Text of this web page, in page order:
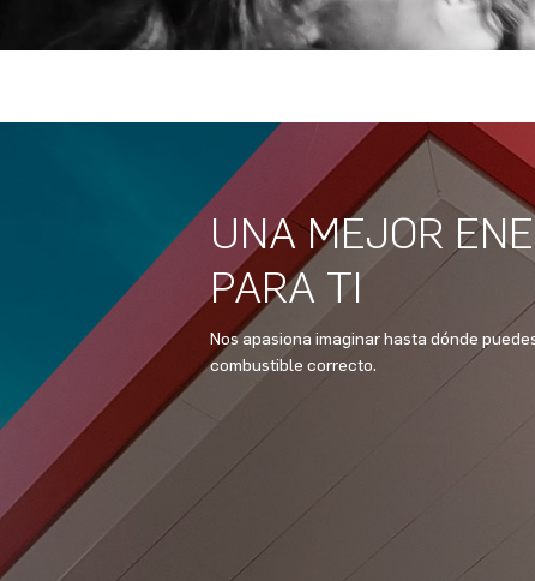
TELÉFONO DE EMERGENCIAS
(+52) 554 170 39 78
UNA MEJOR
PARA TI
Nos apasiona imaginar hasta dónde
combustible correcto.